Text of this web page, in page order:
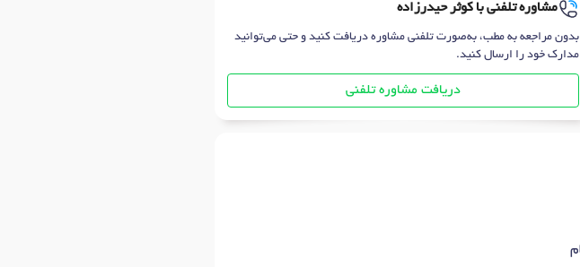
مشاوره تلفنی با کوثر حیدرزاده
بدون مراجعه به مطب، به‌صورت تلفنی مشاوره دریافت کنید و حتی می‌توانید
مدارک خود را ارسال کنید.
دریافت مشاوره تلفنی